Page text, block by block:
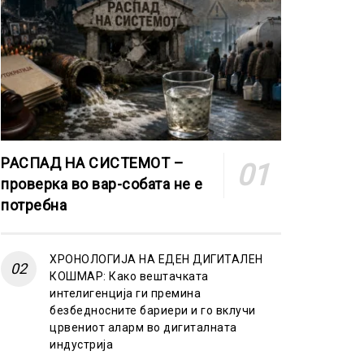
РАСПАД НА СИСТЕМОТ –
проверка во вар-собата не е
потребна
ХРОНОЛОГИЈА НА ЕДЕН ДИГИТАЛЕН
КОШМАР: Како вештачката
интелигенција ги премина
безбедносните бариери и го вклучи
црвениот аларм во дигиталната
индустрија